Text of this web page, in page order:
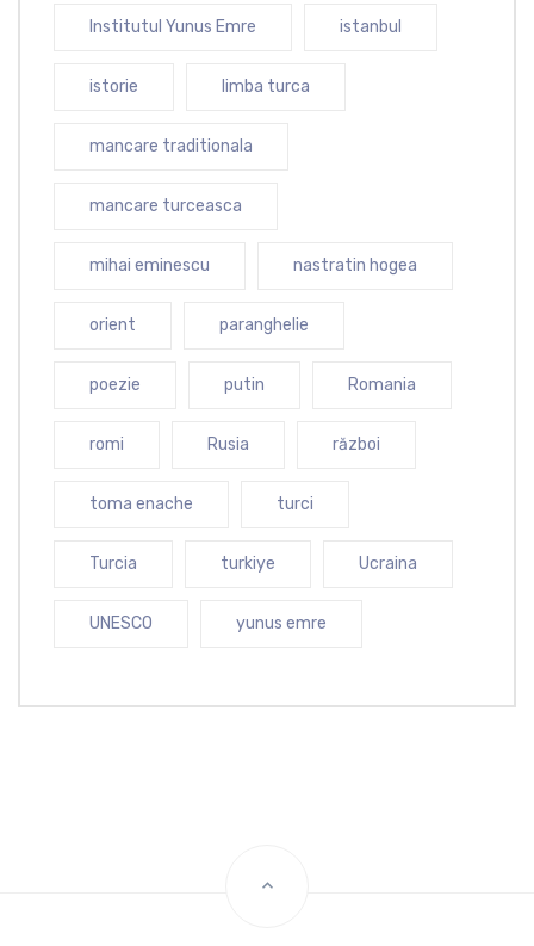
Institutul Yunus Emre istanbul
istorie limba turca
mancare traditionala
mancare turceasca
mihai eminescu nastratin hogea
orient paranghelie
poezie putin Romania
romi Rusia război
toma enache turci
Turcia turkiye Ucraina
UNESCO yunus emre